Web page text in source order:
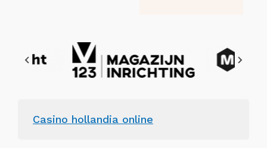
Casino hollandia online